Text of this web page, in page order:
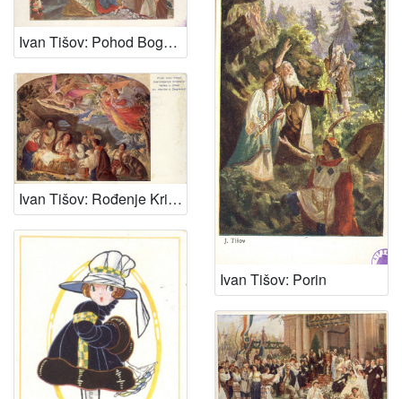
Ivan Tišov: Pohod Bogorodičin
Ivan Tišov: Porin
Ivan Tišov: Rođenje Kristovo